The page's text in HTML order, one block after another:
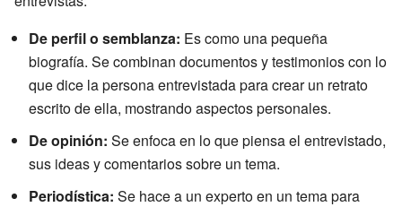
De perfil o semblanza: Es como una pequeña
biografía. Se combinan documentos y testimonios con lo
que dice la persona entrevistada para crear un retrato
escrito de ella, mostrando aspectos personales.
De opinión: Se enfoca en lo que piensa el entrevistado,
sus ideas y comentarios sobre un tema.
Periodística: Se hace a un experto en un tema para